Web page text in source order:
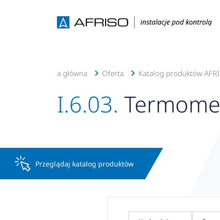
Strona główna Oferta Katalog produktów
I.6.03.
Przeglądaj katalog produktów